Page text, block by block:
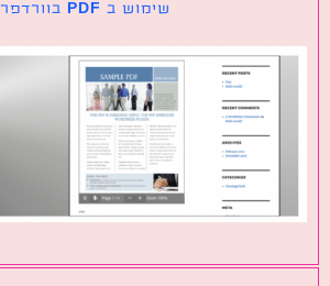
שימוש ב PDF בוורדפרס והצגתו